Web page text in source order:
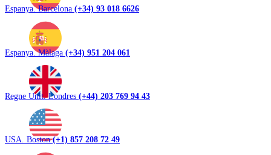
Espanya. Barcelona (+34) 93 018 6626
Espanya. Màlaga (+34) 951 204 061
Regne Unit. Londres (+44) 203 769 94 43
USA. Boston(+1) 857 208 72 49